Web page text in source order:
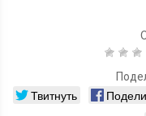
Твитнуть